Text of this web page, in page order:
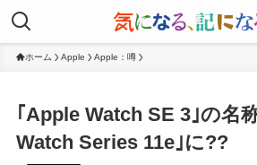
ホーム Apple Apple：噂
｢Apple Watch SE 3｣の名
Watch Series 11e｣に??